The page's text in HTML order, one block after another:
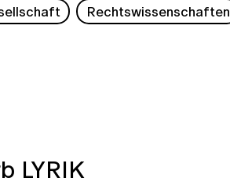
Rechtswissenschaften
LYRIK